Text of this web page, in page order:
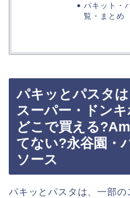
パキット・
覧・まとめ
パキッとパスタ
スーパー・ドンキ
どこで買える
てない?永谷園・
ソース
パキッとパスタは、一部